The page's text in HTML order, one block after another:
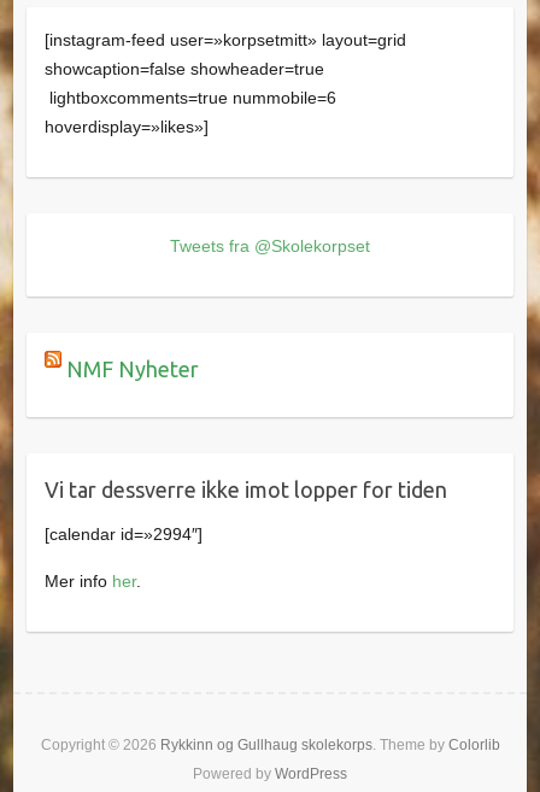
[instagram-feed user=»korpsetmitt» layout=grid
showcaption=false showheader=true
lightboxcomments=true nummobile=6
hoverdisplay=»likes»]
Tweets fra @Skolekorpset
NMF Nyheter
Vi tar dessverre ikke imot lopper for tiden
[calendar id=»2994″]
Mer info her.
Copyright © 2026 Rykkinn og Gullhaug skolekorps. Theme by Colorlib
Powered by WordPress